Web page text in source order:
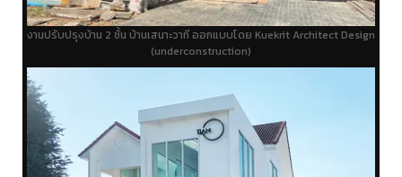
งานปรับปรุงบ้าน 2 ชั้น บ้านเสนาะวาที ออกแบบโดย Kuekrit Architect Design
(underconstruction)